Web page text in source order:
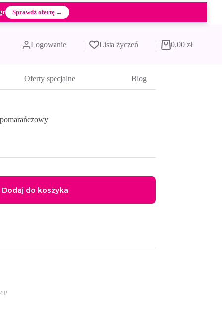
Sprawdź ofertę →
Logowanie Lista życzeń Koszyk
0,00 zł
Oferty specjalne Blog
Dodaj do koszyka